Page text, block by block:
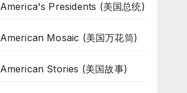
America's Presidents (美国总统)
American Mosaic (美国万花筒)
American Stories (美国故事)